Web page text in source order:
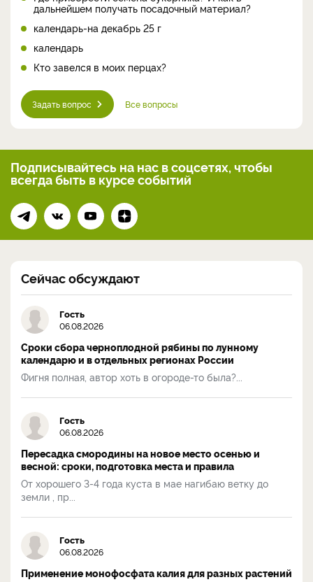
дальнейшем получать посадочный материал?
календарь-на декабрь 25 г
календарь
Кто завелся в моих перцах?
Задать вопрос Все вопросы
Подписывайтесь на нас в соцсетях, чтобы
всегдабыть в курсе событий
Сейчас обсуждают
Гость
06.08.2026
Сроки сбора черноплодной рябины по лунному
календарю и в отдельных регионах России
Фигня полная, автор хоть в огороде-то была?...
Гость
06.08.2026
Пересадка смородины на новое место осенью и
весной: сроки, подготовка места и правила
От хорошего 3-4 года куста в мае нагибаю ветку до
земли , пр...
Гость
06.08.2026
Применение монофосфата калия для разных растений